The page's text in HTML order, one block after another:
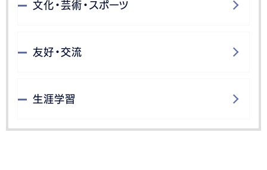
文化・芸術・スポーツ
友好・交流
生涯学習